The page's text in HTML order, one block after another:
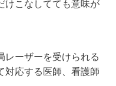
けこなしてても意味が
レーザーを受けられる
対応する医師、看護師